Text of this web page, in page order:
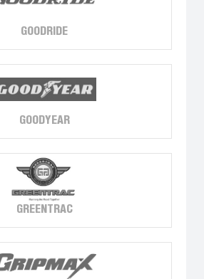
GOODRIDE
GOODYEAR
GREENTRAC